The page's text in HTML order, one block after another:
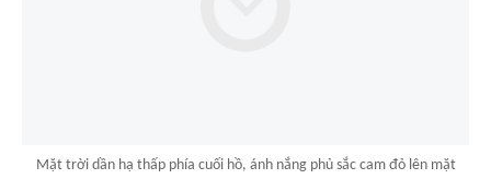
Mặt trời dần hạ thấp phía cuối hồ, ánh nắng phủ sắc cam đỏ lên mặt